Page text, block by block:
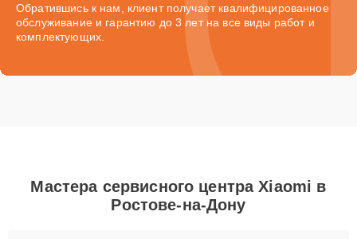
Обратившись к нам, клиент получает квалифицированное
обслуживание и гарантию до 3 лет на все виды работ и
комплектующих.
Мастера сервисного центра Xiaomi в
Ростове-на-Дону